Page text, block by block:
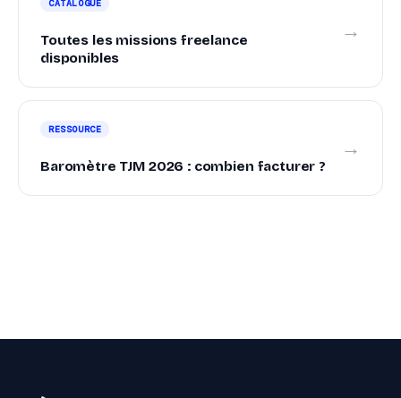
CATALOGUE
Toutes les missions freelance
disponibles
→
RESSOURCE
Baromètre TJM 2026 : combien facturer ?
→